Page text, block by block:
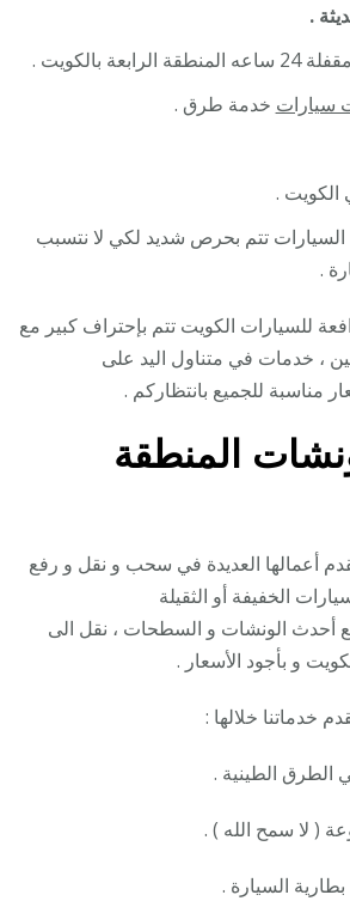
مقفلة 24 ساعه المنطقة الرابعة بالكويت .
سيارات خدمة طرق .
الكويت .
تتم بحرص شديد لكي لا نتسبب
.
للسيارات الكويت تتم بإحتراف كبير مع
، خدمات في متناول اليد على
مناسبة للجميع بانتظاركم .
المنطقة
أعمالها العديدة في سحب و نقل و رفع
الخفيفة أو الثقيلة
مع أحدث الونشات و السطحات ، نقل الى
و بأجود الأسعار .
خدماتنا خلالها :